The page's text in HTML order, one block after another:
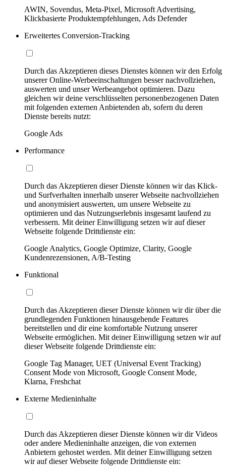
AWIN, Sovendus, Meta-Pixel, Microsoft Advertising,
Klickbasierte Produktempfehlungen, Ads Defender
Erweitertes Conversion-Tracking
Durch das Akzeptieren dieses Dienstes können wir den Erfolg
unserer Online-Werbeeinschaltungen besser nachvollziehen,
auswerten und unser Werbeangebot optimieren. Dazu
gleichen wir deine verschlüsselten personenbezogenen Daten
mit folgenden externen Anbietenden ab, sofern du deren
Dienste bereits nutzt:
Google Ads
Performance
Durch das Akzeptieren dieser Dienste können wir das Klick-
und Surfverhalten innerhalb unserer Webseite nachvollziehen
und anonymisiert auswerten, um unsere Webseite zu
optimieren und das Nutzungserlebnis insgesamt laufend zu
verbessern. Mit deiner Einwilligung setzen wir auf dieser
Webseite folgende Drittdienste ein:
Google Analytics, Google Optimize, Clarity, Google
Kundenrezensionen, A/B-Testing
Funktional
Durch das Akzeptieren dieser Dienste können wir dir über die
grundlegenden Funktionen hinausgehende Features
bereitstellen und dir eine komfortable Nutzung unserer
Webseite ermöglichen. Mit deiner Einwilligung setzen wir auf
dieser Webseite folgende Drittdienste ein:
Google Tag Manager, UET (Universal Event Tracking)
Consent Mode von Microsoft, Google Consent Mode,
Klarna, Freshchat
Externe Medieninhalte
Durch das Akzeptieren dieser Dienste können wir dir Videos
oder andere Medieninhalte anzeigen, die von externen
Anbietern gehostet werden. Mit deiner Einwilligung setzen
wir auf dieser Webseite folgende Drittdienste ein: